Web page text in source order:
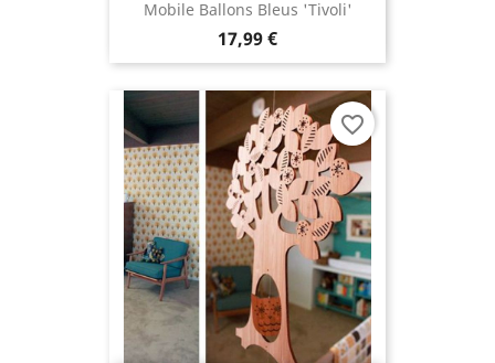
Mobile Ballons Bleus 'Tivoli'
17,99 €
favorite_border